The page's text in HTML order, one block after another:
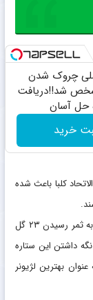
چروک شدن
شد!!دریافت
حل آسان
خرید
کلبا باعث شده
مهدی قائدی در این فصل از لیگ امارات در ۲۲ بازی در به ثمر رسیدن ۲۳ گل
نگه داشتن این ستاره
بهترین لژیونر